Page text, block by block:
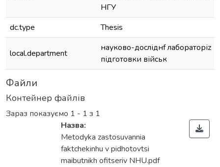
НГУ
dc.type
Thesis
local.department
науково-досліднf лабораторіz
підготовки військ
Файли
Контейнер файлів
Зараз показуємо 1 - 1 з 1
Назва:
Metodyka zastosuvannia
faktchekinhu v pidhotovtsi
maibutnikh ofitseriv NHU.pdf